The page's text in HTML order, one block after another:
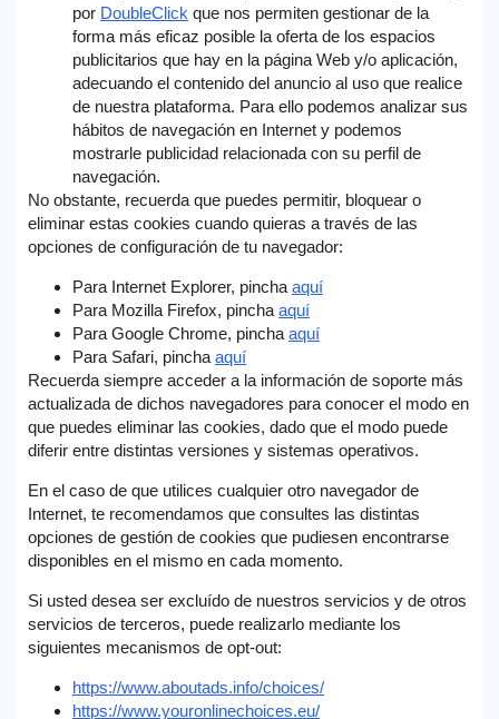
por DoubleClick que nos permiten gestionar de la
forma más eficaz posible la oferta de los espacios
publicitarios que hay en la página Web y/o aplicación,
adecuando el contenido del anuncio al uso que realice
de nuestra plataforma. Para ello podemos analizar sus
hábitos de navegación en Internet y podemos
mostrarle publicidad relacionada con su perfil de
navegación.
No obstante, recuerda que puedes permitir, bloquear o
eliminar estas cookies cuando quieras a través de las
opciones de configuración de tu navegador:
Para Internet Explorer, pincha aquí
Para Mozilla Firefox, pincha aquí
Para Google Chrome, pincha aquí
Para Safari, pincha aquí
Recuerda siempre acceder a la información de soporte más
actualizada de dichos navegadores para conocer el modo en
que puedes eliminar las cookies, dado que el modo puede
diferir entre distintas versiones y sistemas operativos.
En el caso de que utilices cualquier otro navegador de
Internet, te recomendamos que consultes las distintas
opciones de gestión de cookies que pudiesen encontrarse
disponibles en el mismo en cada momento.
Si usted desea ser excluído de nuestros servicios y de otros
servicios de terceros, puede realizarlo mediante los
siguientes mecanismos de opt-out:
https://www.aboutads.info/choices/
https://www.youronlinechoices.eu/